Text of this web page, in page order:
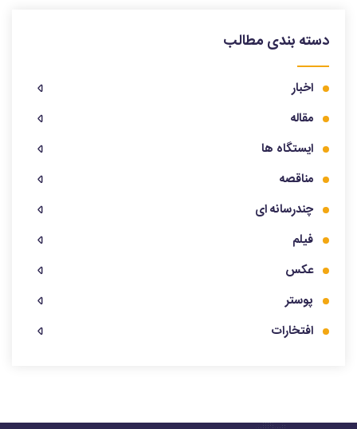
دسته بندی مطالب
اخبار
مقاله
ایستگاه ها
مناقصه
چندرسانه ای
فیلم
عکس
پوستر
افتخارات